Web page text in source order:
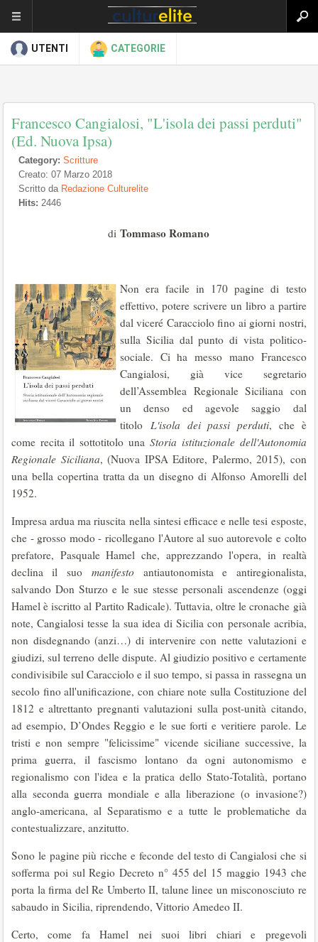
UTENTI CATEGORIE
Francesco Cangialosi, "L'isola dei passi perduti"
(Ed. Nuova Ipsa)
Category: Scritture
Creato: 07 Marzo 2018
Scritto da Redazione Culturelite
Hits: 2446
diTommaso Romano
Non era facile in 170 pagine di testo
effettivo, potere scrivere un libro a partire
dal viceré Caracciolo fino ai giorni nostri,
sulla Sicilia dal punto di vista politico-
sociale. Ci ha messo mano Francesco
Cangialosi, già vice segretario
dell’Assemblea Regionale Siciliana con
un denso ed agevole saggio dal
titolo L'isola dei passi perduti, che è
come recita il sottotitolo unaStoria istituzionale dell'Autonomia
Regionale Siciliana, (Nuova IPSA Editore, Palermo, 2015), con
una bella copertina tratta da un disegno di Alfonso Amorelli del
1952.
Impresa ardua ma riuscita nella sintesi efficace e nelle tesi esposte,
che - grosso modo - ricollegano l'Autore al suo autorevole e colto
prefatore, Pasquale Hamel che, apprezzando l'opera, in realtà
declina il suomanifesto antiautonomista e antiregionalista,
salvando Don Sturzo e le sue stesse personali ascendenze (oggi
Hamel è iscritto al Partito Radicale). Tuttavia, oltre le cronache già
note, Cangialosi tesse la sua idea di Sicilia con personale acribia,
non disdegnando (anzi…) di intervenire con nette valutazioni e
giudizi, sul terreno delle dispute. Al giudizio positivo e certamente
condivisibile sul Caracciolo e il suo tempo, si passa in rassegna un
secolo fino all'unificazione, con chiare note sulla Costituzione del
1812 e altrettanto pregnanti valutazioni sulla post-unità citando,
ad esempio, D’Ondes Reggio e le sue forti e veritiere parole. Le
tristi e non sempre "felicissime" vicende siciliane successive, la
prima guerra, il fascismo lontano da ogni autonomismo e
regionalismo con l'idea e la pratica dello Stato-Totalità, portano
alla seconda guerra mondiale e alla liberazione (o invasione?)
anglo-americana, al Separatismo e a tutte le problematiche da
contestualizzare, anzitutto.
Sono le pagine più ricche e feconde del testo di Cangialosi che si
sofferma poi sul Regio Decreto n° 455 del 15 maggio 1943 che
porta la firma del Re Umberto II, talune linee un misconosciuto re
sabaudo in Sicilia, riprendendo, Vittorio Amedeo II.
Certo, come fa Hamel nei suoi libri chiari e pregevoli